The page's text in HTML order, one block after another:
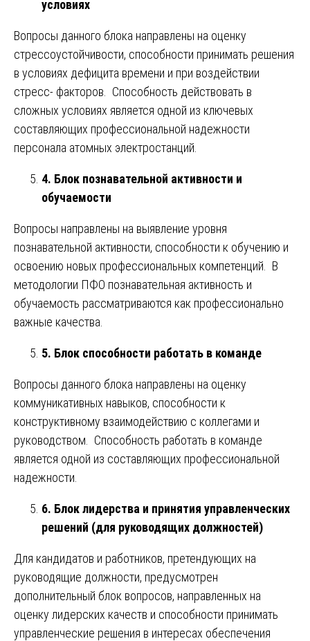
условиях
Вопросы данного блока направлены на оценку
стрессоустойчивости, способности принимать решения
в условиях дефицита времени и при воздействии
стресс- факторов. Способность действовать в
сложных условиях является одной из ключевых
составляющих профессиональной надежности
персонала атомных электростанций.
4. Блок познавательной активности и
обучаемости
Вопросы направлены на выявление уровня
познавательной активности, способности к обучению и
освоению новых профессиональных компетенций. В
методологии ПФО познавательная активность и
обучаемость рассматриваются как профессионально
важные качества.
5. Блок способности работать в команде
Вопросы данного блока направлены на оценку
коммуникативных навыков, способности к
конструктивному взаимодействию с коллегами и
руководством. Способность работать в команде
является одной из составляющих профессиональной
надежности.
6. Блок лидерства и принятия управленческих
решений (для руководящих должностей)
Для кандидатов и работников, претендующих на
руководящие должности, предусмотрен
дополнительный блок вопросов, направленных на
оценку лидерских качеств и способности принимать
управленческие решения в интересах обеспечения